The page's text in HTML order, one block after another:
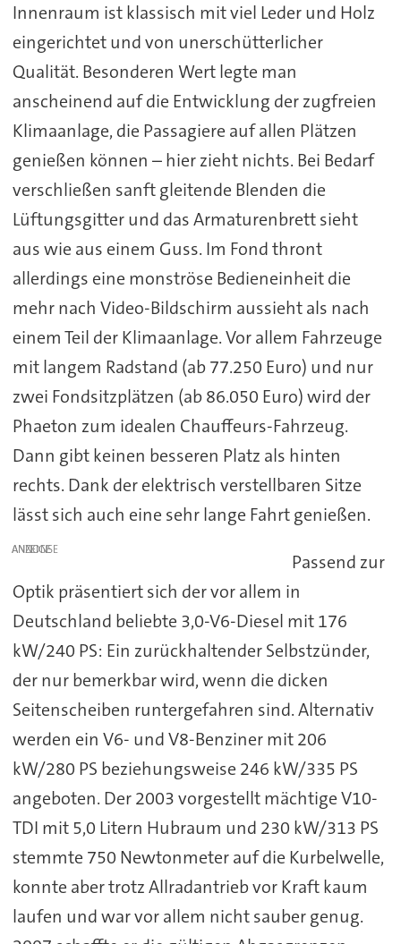
Innenraum ist klassisch mit viel Leder und Holz
eingerichtet und von unerschütterlicher
Qualität. Besonderen Wert legte man
anscheinend auf die Entwicklung der zugfreien
Klimaanlage, die Passagiere auf allen Plätzen
genießen können – hier zieht nichts. Bei Bedarf
verschließen sanft gleitende Blenden die
Lüftungsgitter und das Armaturenbrett sieht
aus wie aus einem Guss. Im Fond thront
allerdings eine monströse Bedieneinheit die
mehr nach Video-Bildschirm aussieht als nach
einem Teil der Klimaanlage. Vor allem Fahrzeuge
mit langem Radstand (ab 77.250 Euro) und nur
zwei Fondsitzplätzen (ab 86.050 Euro) wird der
Phaeton zum idealen Chauffeurs-Fahrzeug.
Dann gibt keinen besseren Platz als hinten
rechts. Dank der elektrisch verstellbaren Sitze
lässt sich auch eine sehr lange Fahrt genießen.
ANZEIGE
Passend zur
Optik präsentiert sich der vor allem in
Deutschland beliebte 3,0-V6-Diesel mit 176
kW/240 PS: Ein zurückhaltender Selbstzünder,
der nur bemerkbar wird, wenn die dicken
Seitenscheiben runtergefahren sind. Alternativ
werden ein V6- und V8-Benziner mit 206
kW/280 PS beziehungsweise 246 kW/335 PS
angeboten. Der 2003 vorgestellt mächtige V10-
TDI mit 5,0 Litern Hubraum und 230 kW/313 PS
stemmte 750 Newtonmeter auf die Kurbelwelle,
konnte aber trotz Allradantrieb vor Kraft kaum
laufen und war vor allem nicht sauber genug.